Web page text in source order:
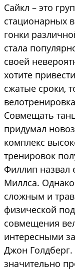
Сайкл – это
стационарных
гонки
стала
своей
хотите
сжатые сроки,
Совмещать
придумал
комплекс
тренировок
Филлип назвал
Миллса.
сложным и
физической
совмещения
интересными
Джон Голдберг.
значительно